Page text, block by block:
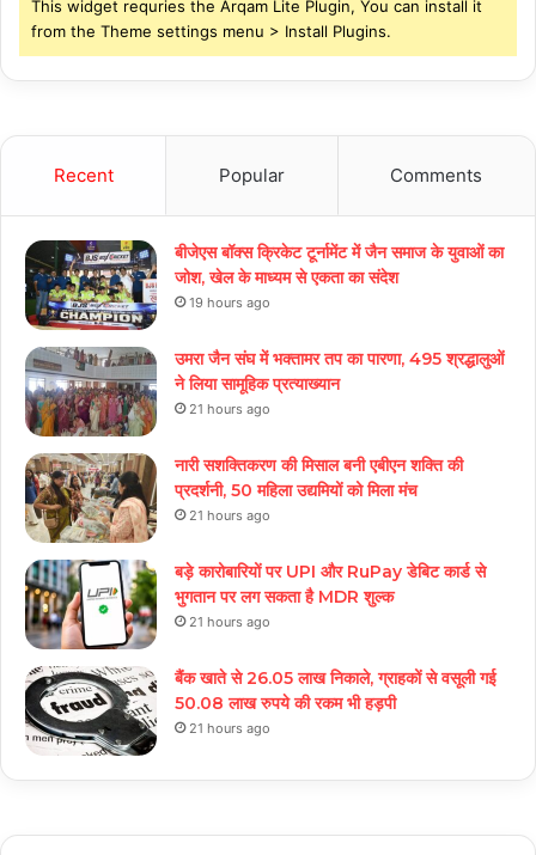
This widget requries the Arqam Lite Plugin, You can install it
from the Theme settings menu > Install Plugins.
Recent Popular Comments
बीजेएस बॉक्स क्रिकेट टूर्नामेंट में जैन समाज के युवाओं का
जोश, खेल के माध्यम से एकता का संदेश
19 hours ago
उमरा जैन संघ में भक्तामर तप का पारणा, 495 श्रद्धालुओं
ने लिया सामूहिक प्रत्याख्यान
21 hours ago
नारी सशक्तिकरण की मिसाल बनी एबीएन शक्ति की
प्रदर्शनी, 50 महिला उद्यमियों को मिला मंच
21 hours ago
बड़े कारोबारियों पर UPI और RuPay डेबिट कार्ड से
भुगतान पर लग सकता है MDR शुल्क
21 hours ago
बैंक खाते से 26.05 लाख निकाले, ग्राहकों से वसूली गई
50.08 लाख रुपये की रकम भी हड़पी
21 hours ago